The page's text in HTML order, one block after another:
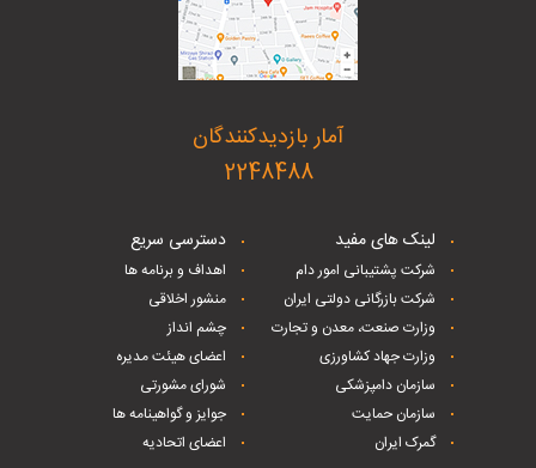
آمار بازدیدکنندگان
2248488
لینک های مفید
شرکت پشتیبانی امور دام
شرکت بازرگانی دولتی ایران
وزارت صنعت، معدن و تجارت
وزارت جهاد کشاورزی
سازمان دامپزشکی
سازمان حمایت
گمرک ایران
دسترسی سریع
اهداف و برنامه ها
منشور اخلاقی
چشم انداز
اعضای هیئت مدیره
شورای مشورتی
جوایز و گواهینامه ها
اعضای اتحادیه